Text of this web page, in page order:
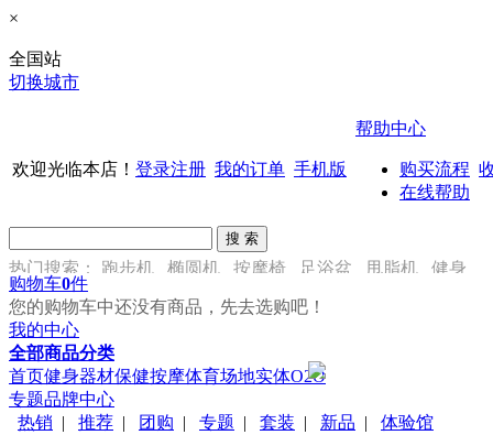
×
全国站
切换城市
欢迎光临本店！ 登录注册 我的订单 手机版
帮助中心
购买流程
在线帮助
热门搜索： 跑步机 椭圆机 按摩椅 足浴盆 甩脂机
健身
车
购物车0件
您的购物车中还没有商品，先去选购吧！
我的中心
全部商品分类
首页健身器材保健按摩体育场地实体O2O
专题品牌中心
热销 | 推荐 | 团购 | 专题 | 套装 | 新品 | 体验馆